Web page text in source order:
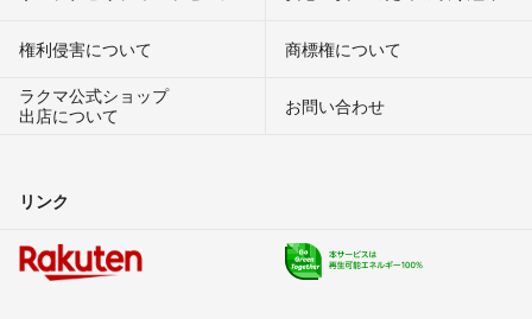
権利侵害について
商標権について
ラクマ公式ショップ
出店について
お問い合わせ
リンク